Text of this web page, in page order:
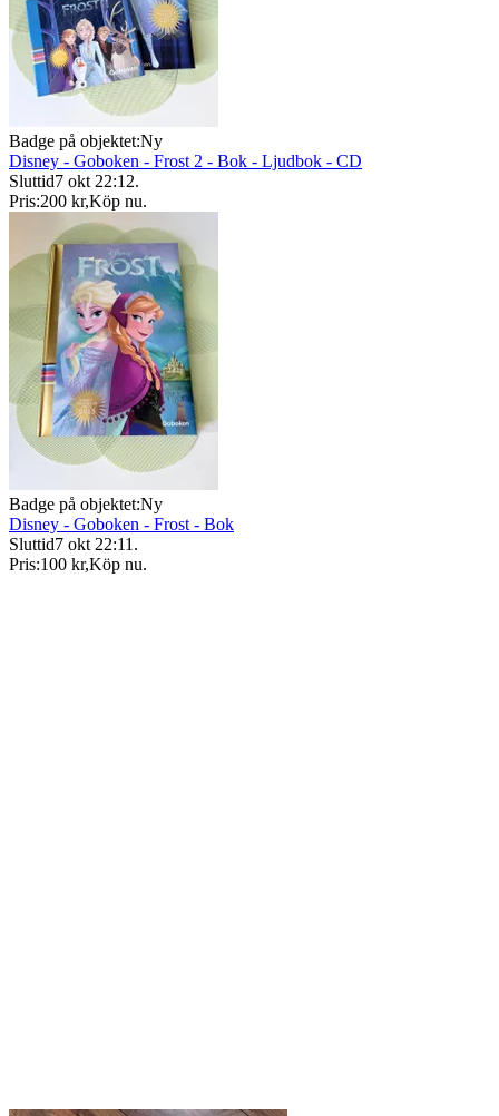
Badge på objektet:Ny
Disney - Goboken - Frost 2 - Bok - Ljudbok - CD
Sluttid7 okt 22:12.
Pris:200 kr,Köp nu.
Badge på objektet:Ny
Disney - Goboken - Frost - Bok
Sluttid7 okt 22:11 .
Pris:100 kr,Köp nu.